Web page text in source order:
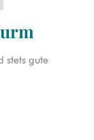
stets gute